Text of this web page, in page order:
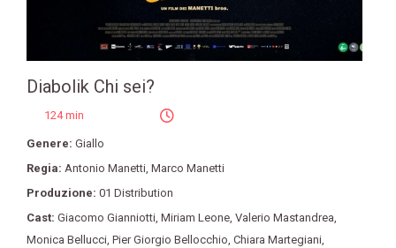
Diabolik Chi sei?
124 min
Genere: Giallo
Regia: Antonio Manetti, Marco Manetti
Produzione: 01 Distribution
Cast: Giacomo Gianniotti, Miriam Leone, Valerio Mastandrea,
Monica Bellucci, Pier Giorgio Bellocchio, Chiara Martegiani,